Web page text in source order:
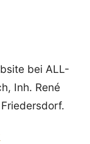
bei ALL-
Inh. René